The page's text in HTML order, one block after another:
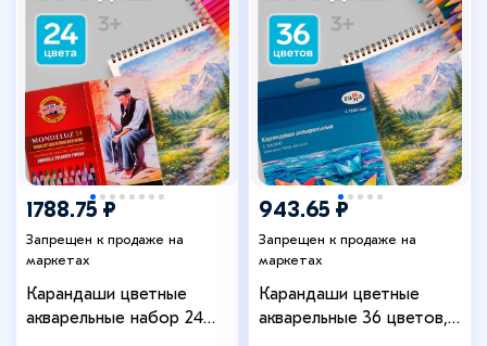
1788.75 ₽
Запрещен к продаже на
маркетах
Карандаши цветные
акварельные набор 24
943.65 ₽
Запрещен к продаже на
маркетах
Карандаши цветные
акварельные 36 цветов,